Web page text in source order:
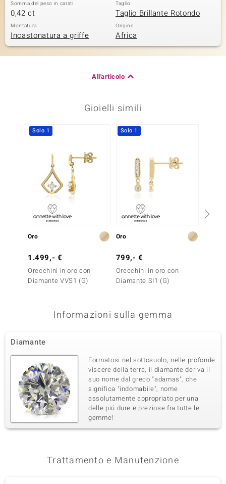
Somma del peso in carati
0,42 ct
Taglio
Taglio Brillante Rotondo
Montatura
Incastonatura a griffe
Origine
Africa
All'articolo
Gioielli simili
Solo 1
Oro
1.499,- €
Orecchini in oro con
Diamante VVS1 (G)
Solo 1
Oro
799,- €
Orecchini in oro con
Diamante SI1 (G)
Informazioni sulla gemma
Diamante
Formatosi nel sottosuolo, nelle profonde
viscere della terra, il diamante deriva il
suo nome dal greco "adamas", che
significa "indomabile", nome
assolutamente appropriato per una
delle piú dure e preziose fra tutte le
gemme!
Trattamento e Manutenzione